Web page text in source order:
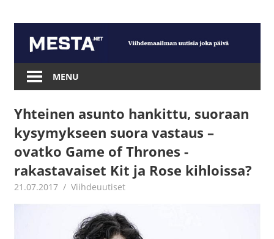
content
Mesta.net
MENU
Yhteinen asunto hankittu, suoraan
kysymykseen suora vastaus –
ovatko Game of Thrones -
rakastavaiset Kit ja Rose kihloissa?
21.07.2017 Juha Kaunisto
Viihdeuutiset